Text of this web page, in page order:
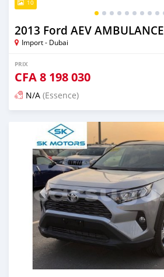
10
2013 Ford AEV AMBULANCE
Import - Dubai
PRIX
CFA8 198 030
N/A (Essence)
Publié il y a presque 6 ans